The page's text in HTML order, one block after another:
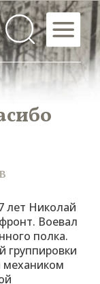
лет Николай
Воевал
полка.
группировки
механиком